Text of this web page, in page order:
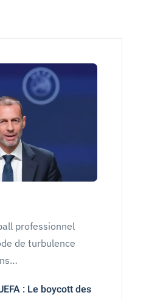
professionnel
de turbulence
: Le boycott des